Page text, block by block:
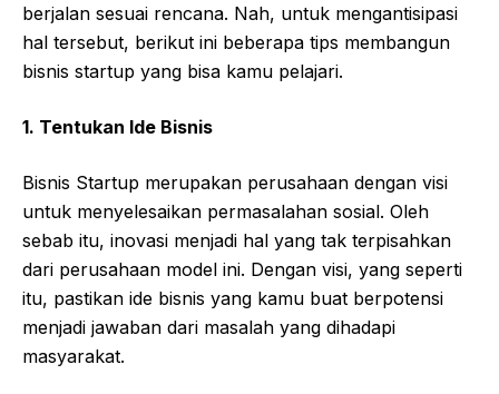
berjalan sesuai rencana. Nah, untuk mengantisipasi
hal tersebut, berikut ini beberapa tips membangun
bisnis startup yang bisa kamu pelajari.
1. Tentukan Ide Bisnis
Bisnis Startup merupakan perusahaan dengan visi
untuk menyelesaikan permasalahan sosial. Oleh
sebab itu, inovasi menjadi hal yang tak terpisahkan
dari perusahaan model ini. Dengan visi, yang seperti
itu, pastikan ide bisnis yang kamu buat berpotensi
menjadi jawaban dari masalah yang dihadapi
masyarakat.